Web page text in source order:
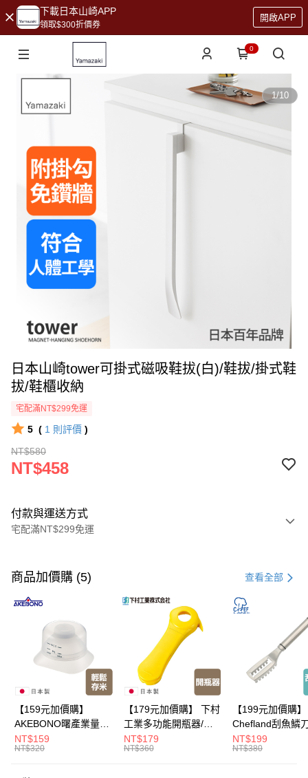
下載日本山崎APP
領取$300折價券
開啟APP
0
1/10
日本山崎tower可掛式磁吸鞋拔(白)/鞋拔/掛式鞋
拔/鞋櫃收納
宅配滿NT$299免運
5 ( 1 則評價 )
NT$580
NT$458
付款與運送方式
宅配滿NT$299免運
信用卡一次付款
超商取貨付款
LINE Pay
Apple Pay
Google Pay
全盈+PAY
大哥付你分期
商品加價購 (5) 查看全部
【159元加價購】
AKEBONO曙產業量米
杯漏斗組(白)/量米杯/
米桶/量米用具/任二件8
NT$159
NT$320
【179元加價購】 下村
工業多功能開瓶器/開
瓶器/餐廚用品/料理道
具/任二件8折
NT$179
NT$360
【199元加價購】
Chefland刮魚鱗
魚鱗器/廚房用品/
道具/任二件8折
NT$199
NT$380